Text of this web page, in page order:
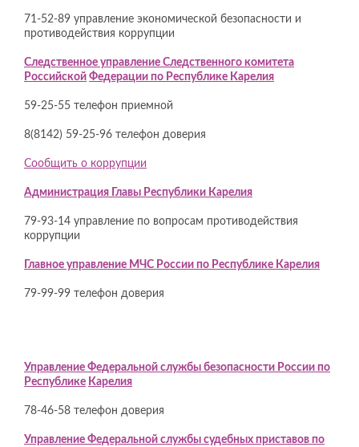
71-52-89 управление экономической безопасности и
противодействия коррупции
Следственное управление Следственного комитета
Российской Федерации по Республике Карелия
59-25-55 телефон приемной
8(8142) 59-25-96 телефон доверия
Сообщить о коррупции
Администрация Главы Республики Карелия
79-93-14 управление по вопросам противодействия
коррупции
Главное управление МЧС России по Республике Карелия
79-99-99 телефон доверия
Управление Федеральной службы безопасности России по
Республике Карелия
78-46-58 телефон доверия
Управление Федеральной службы судебных приставов по